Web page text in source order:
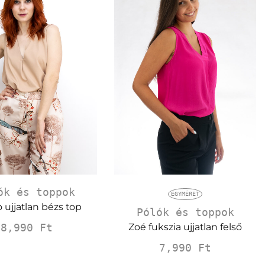
és toppok
ujjatlan bézs top
8,990 Ft
EGYMÉRET
Pólók és toppok
Zoé fukszia ujjatlan felső
7,990 Ft